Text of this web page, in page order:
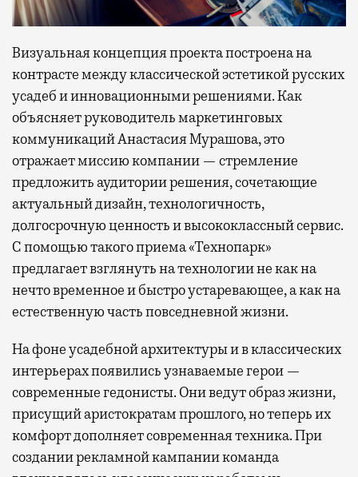
Визуальная концепция проекта построена на
контрасте между классической эстетикой русских
усадеб и инновационными решениями. Как
объясняет руководитель маркетинговых
коммуникаций Анастасия Мурашова, это
отражает миссию компании — стремление
предложить аудитории решения, сочетающие
актуальный дизайн, технологичность,
долгосрочную ценность и высококлассный сервис.
С помощью такого приема «Технопарк»
предлагает взглянуть на технологии не как на
нечто временное и быстро устаревающее, а как на
естественную часть повседневной жизни.
На фоне усадебной архитектуры и в классических
интерьерах появились узнаваемые герои —
современные гедонисты. Они ведут образ жизни,
присущий аристократам прошлого, но теперь их
комфорт дополняет современная техника. При
создании рекламной кампании команда